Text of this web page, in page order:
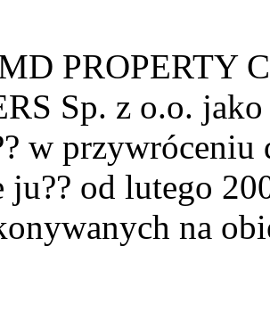
PROPERTY
Sp. z o.o.
w przywróceniu
ju?? od lutego
na